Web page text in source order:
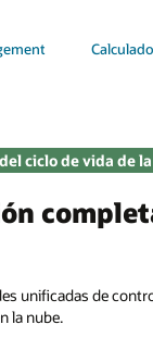
ciclo de vida de
unificadas de
la nube.